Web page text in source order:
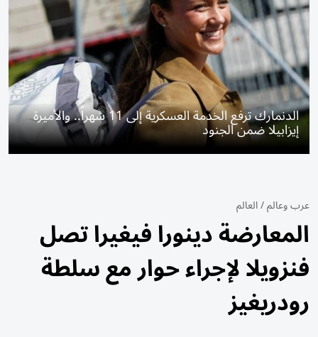
الدنمارك ترفع الخدمة العسكرية إلى 11 شهراً.. والأميرة
إيزابيلا ضمن الجنود
عرب وعالم/العالم
المعارضة دينورا فيغيرا تصل
فنزويلا لإجراء حوار مع سلطة
رودريغيز